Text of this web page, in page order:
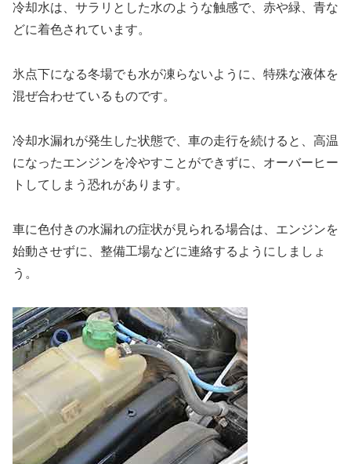
冷却水は、サラリとした水のような触感で、赤や緑、青な
どに着色されています。
氷点下になる冬場でも水が凍らないように、特殊な液体を
混ぜ合わせているものです。
冷却水漏れが発生した状態で、車の走行を続けると、高温
になったエンジンを冷やすことができずに、オーバーヒー
トしてしまう恐れがあります。
車に色付きの水漏れの症状が見られる場合は、エンジンを
始動させずに、整備工場などに連絡するようにしましょ
う。